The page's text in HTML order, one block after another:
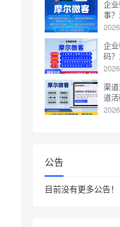
企
事
企
码
渠
道
公告
目前没有更多公告！